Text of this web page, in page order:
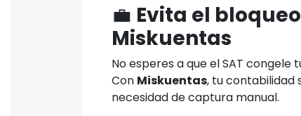
💼 Evita el
Miskuentas
No esperes a que el SAT
Con Miskuentas, tu contabilidad
necesidad de captura manual.